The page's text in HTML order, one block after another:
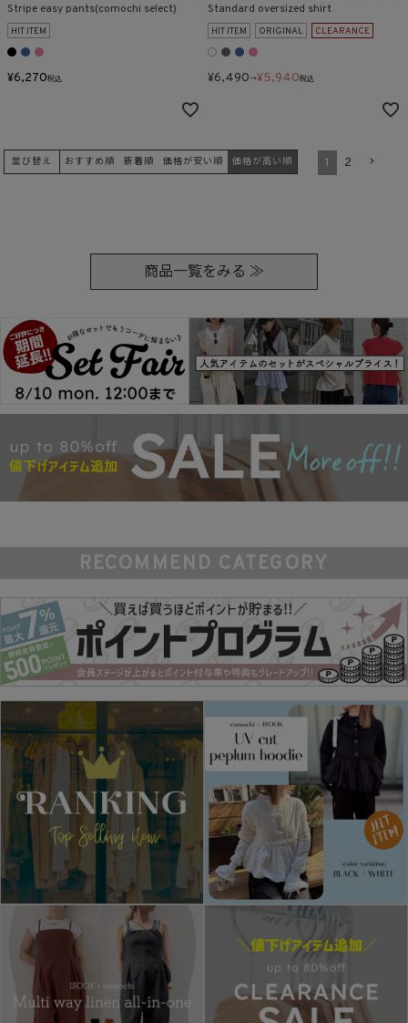
Stripe easy pants(comochi select)
HIT ITEM
¥6,270税込
Standard oversized shirt
HIT ITEM ORIGINAL CLEARANCE
¥6,490→¥5,940税込
並び替え おすすめ順 新着順 価格が安い順 価格が高い順 1 2
商品一覧をみる ≫
RECOMMEND CATEGORY